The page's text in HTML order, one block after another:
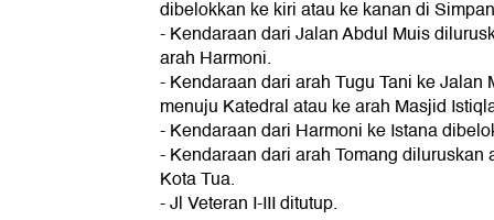
dibelokkan ke kiri atau ke kanan di
- Kendaraan dari Jalan Abdul Muis
arah Harmoni.
- Kendaraan dari arah Tugu Tani ke
menuju Katedral atau ke arah Masjid
- Kendaraan dari Harmoni ke Istana
- Kendaraan dari arah Tomang
Kota Tua.
- Jl Veteran I-III ditutup.